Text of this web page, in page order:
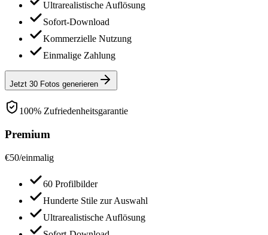
Ultrarealistische Auflösung
Sofort-Download
Kommerzielle Nutzung
Einmalige Zahlung
Jetzt 30 Fotos generieren
100% Zufriedenheitsgarantie
Premium
€50/einmalig
60 Profilbilder
Hunderte Stile zur Auswahl
Ultrarealistische Auflösung